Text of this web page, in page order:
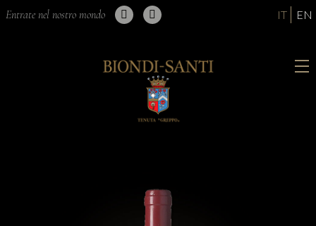
Entrate nel nostro mondo IT EN